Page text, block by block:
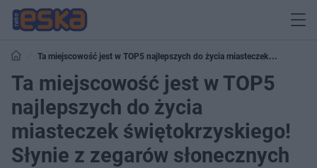
Ta miejscowość jest w TOP5 najlepszych do życia miasteczek
świętokrzyskiego! Słynie z zegarów słonecznych
Ta miejscowość jest w TOP5
najlepszych do życia
miasteczek świętokrzyskiego!
Słynie z zegarów słonecznych